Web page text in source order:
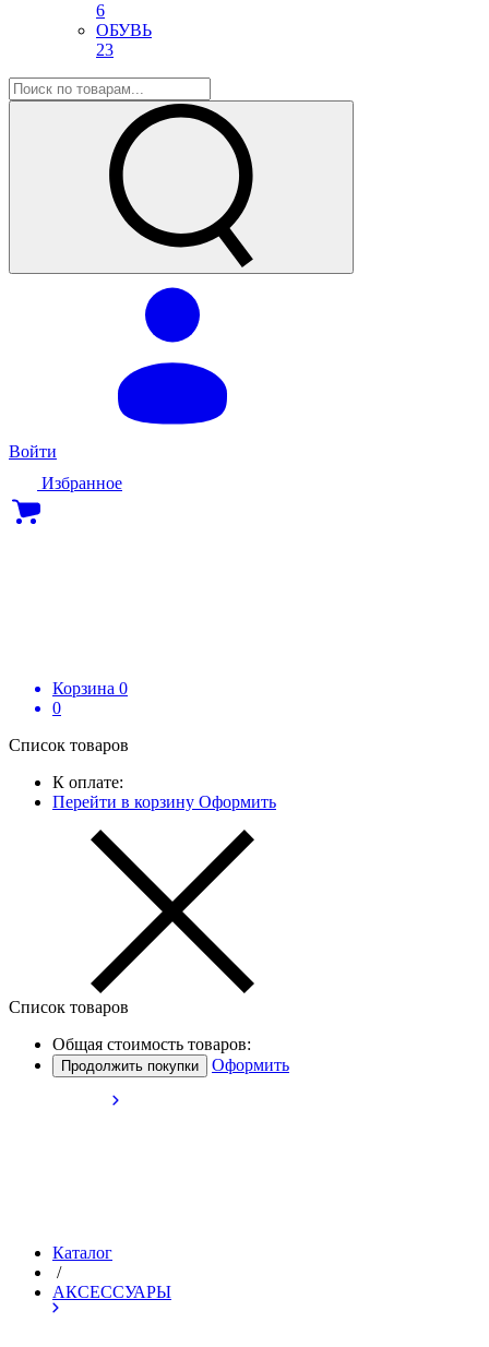
6
ОБУВЬ
23
Войти
Избранное
Корзина 0
0
Список товаров
К оплате:
Перейти в корзину Оформить
Список товаров
Общая стоимость товаров:
Продолжить покупки Оформить
Каталог
/
АКСЕССУАРЫ